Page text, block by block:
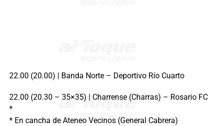
22.00 (20.00) | Banda Norte – Deportivo Río Cuarto
22.00 (20.30 – 35×35) | Charrense (Charras) – Rosario FC
*
* En cancha de Ateneo Vecinos (General Cabrera)